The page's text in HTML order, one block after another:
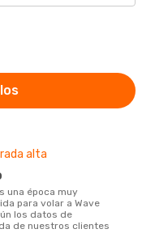
alta
para volar a Wave
los datos de
de nuestros clientes